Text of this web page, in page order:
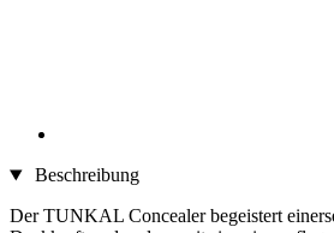
Beschreibung
Der TUNKAL Concealer begeistert